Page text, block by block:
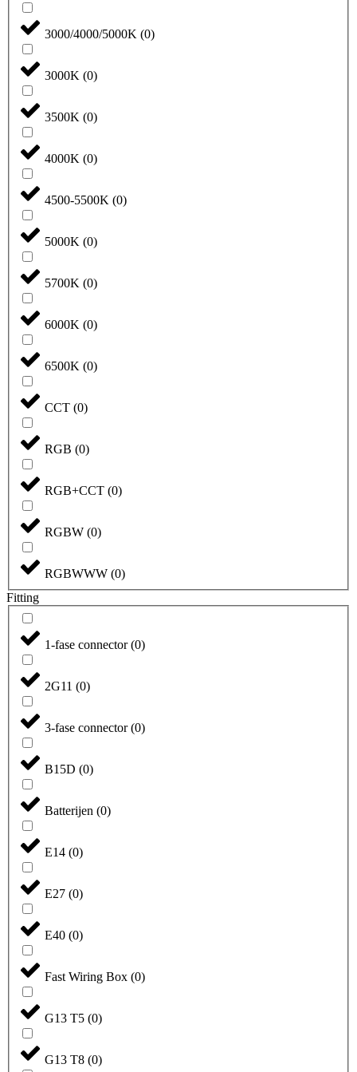
3000/4000/5000K (0)
3000K (0)
3500K (0)
4000K (0)
4500-5500K (0)
5000K (0)
5700K (0)
6000K (0)
6500K (0)
CCT (0)
RGB (0)
RGB+CCT (0)
RGBW (0)
RGBWWW (0)
Fitting
1-fase connector(0)
2G11 (0)
3-fase connector(0)
B15D (0)
Batterijen (0)
E14 (0)
E27 (0)
E40 (0)
Fast Wiring Box (0)
G13 T5 (0)
G13 T8 (0)